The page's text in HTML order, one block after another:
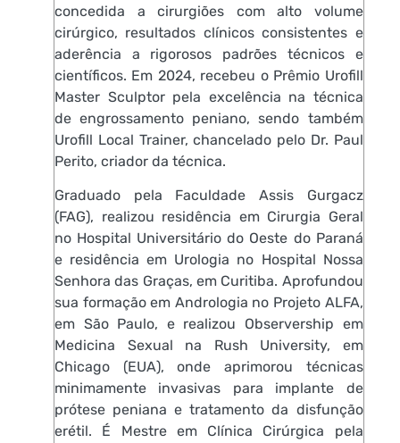
concedida a cirurgiões com alto volume
cirúrgico, resultados clínicos consistentes e
aderência a rigorosos padrões técnicos e
científicos. Em 2024, recebeu o Prêmio Urofill
Master Sculptor pela excelência na técnica
de engrossamento peniano, sendo também
Urofill Local Trainer, chancelado pelo Dr. Paul
Perito, criador da técnica.
Graduado pela Faculdade Assis Gurgacz
(FAG), realizou residência em Cirurgia Geral
no Hospital Universitário do Oeste do Paraná
e residência em Urologia no Hospital Nossa
Senhora das Graças, em Curitiba. Aprofundou
sua formação em Andrologia no Projeto ALFA,
em São Paulo, e realizou Observership em
Medicina Sexual na Rush University, em
Chicago (EUA), onde aprimorou técnicas
minimamente invasivas para implante de
prótese peniana e tratamento da disfunção
erétil. É Mestre em Clínica Cirúrgica pela